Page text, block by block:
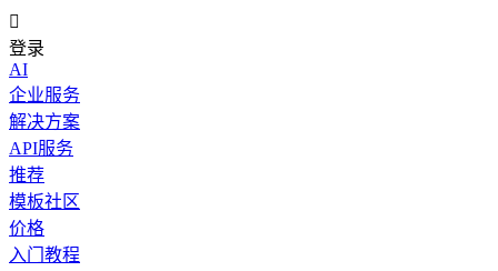

登录
AI
企业服务
解决方案
API服务
推荐
模板社区
价格
入门教程